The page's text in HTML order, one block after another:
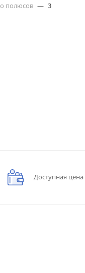
полюсов — 3
Доступная цена